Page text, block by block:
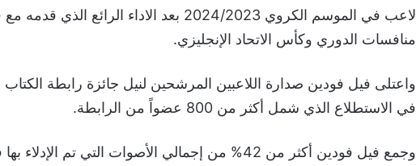
لاعب في الموسم الكروي 2024/2023 بعد الاداء
منافسات الدوري وكأس الاتحاد الإنجليزي.
واعتلى فيل فودين صدارة اللاعبين المرشحين لنيل جائزة رابطة الكتاب
في الاستطلاع الذي شمل أكثر من 800 عضواً من الرابطة.
وجمع فيل فودين أكثر من 42% من إجمالي الأصوات التي تم